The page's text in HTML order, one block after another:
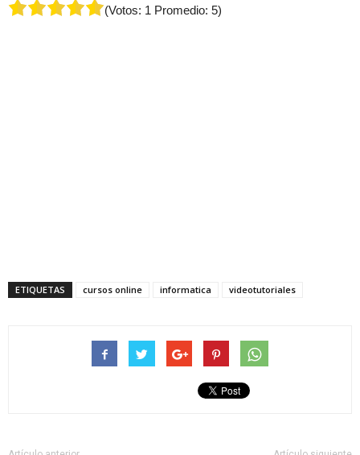
(Votos: 1 Promedio: 5)
ETIQUETAS cursos online informatica videotutoriales